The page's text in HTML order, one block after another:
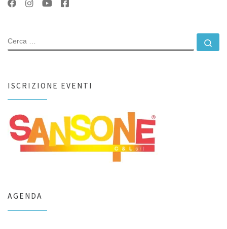
CERCA
ISCRIZIONE EVENTI
AGENDA